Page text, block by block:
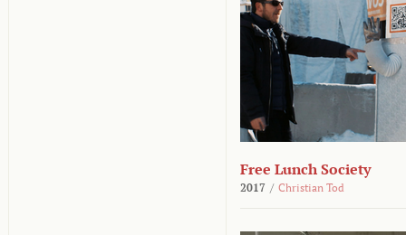
Free Lunch Society
2017 / Christian Tod